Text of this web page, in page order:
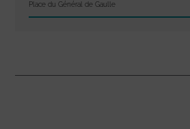
Place du Général de Gaulle